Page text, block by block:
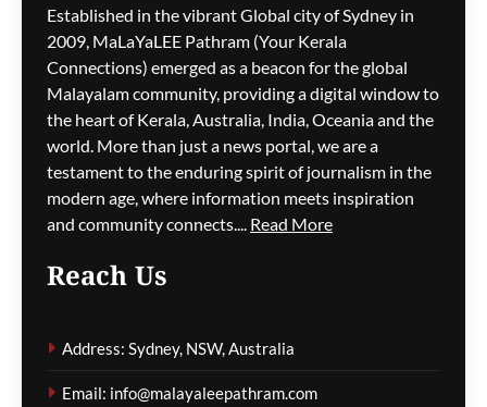
M5 മോട്ടോർവേയിൽ
മാലിന്യ ട്രക്കിന് തീപിടിച്ചു;
കിലോമീറ്ററുകളോളം
ഗതാഗതക്കുരുക്ക്, മലയാളി
യാത്രികരെയും ബാധിച്ചു
ഗീത ദാസ്‌ 5 hours ago
നടപടിക്രമങ്ങൾ
Established in the vibrant Global city of Sydney in
2009, MaLaYaLEE Pathram (Your Kerala
Connections) emerged as a beacon for the global
Malayalam community, providing a digital window to
the heart of Kerala, Australia, India, Oceania and the
world. More than just a news portal, we are a
testament to the enduring spirit of journalism in the
modern age, where information meets inspiration
and community connects.... Read More
Reach Us
Address: Sydney, NSW, Australia
Email: info@malayaleepathram.com